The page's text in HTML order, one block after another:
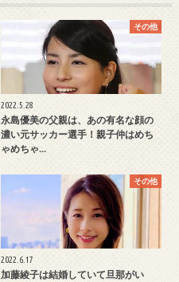
その他
2022.5.28
永島優美の父親は、あの有名な顔の
濃い元サッカー選手！親子仲はめち
ゃめちゃ…
その他
2022.6.17
加藤綾子は結婚していて旦那がい